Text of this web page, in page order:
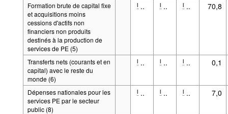
Formation brute de capital fixe
et acquisitions moins
cessions d'actifs non
financiers non produits
destinés à la production de
services de PE (5)
l .. l .. l .. 70,8
Transferts nets (courants et en
capital) avec le reste du
monde (6)
l .. l .. l .. 0,1
Dépenses nationales pour les
services PE par le secteur
public (8)
l .. l .. l .. 7,0